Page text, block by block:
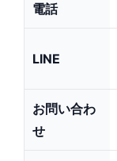
電話
LINE
お問い合わ
せ